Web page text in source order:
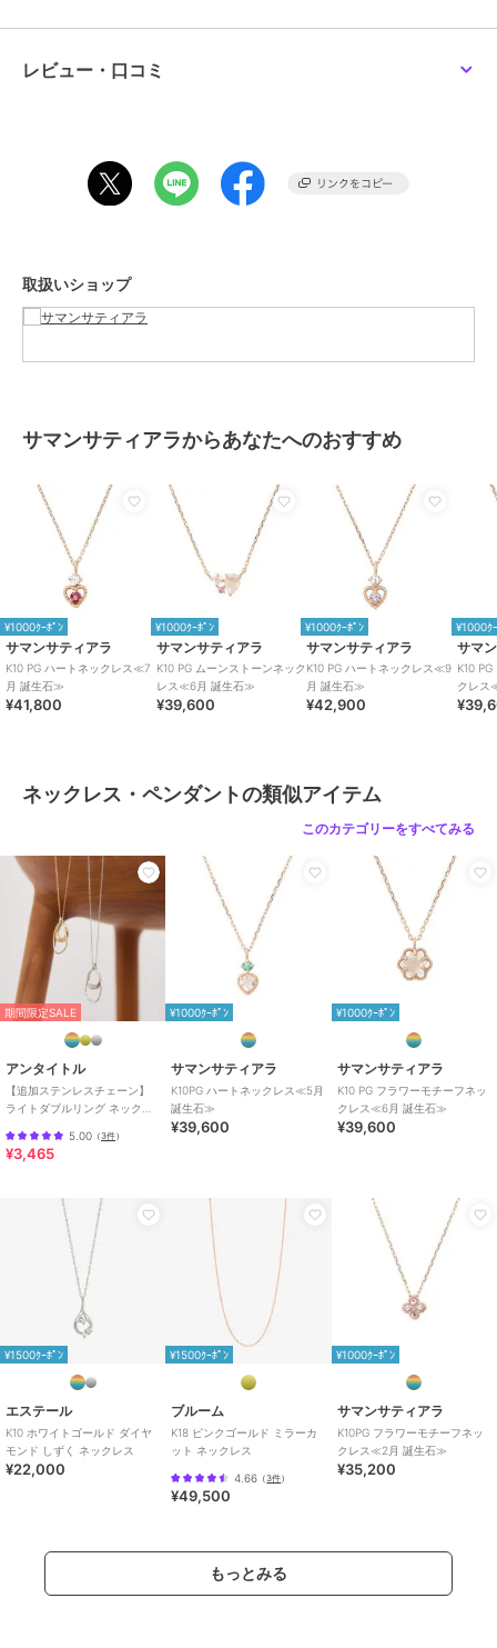
日本
レビュー・口コミ
取扱いショップ
サマンサティアラからあなたへのおすすめ
¥1000ｸｰﾎﾟﾝ
サマンサティアラ
K10 PG ハートネックレス≪7
月 誕生石≫
¥41,800
¥1000ｸｰﾎﾟﾝ
サマンサティアラ
K10 PG ムーンストーンネック
レス≪6月 誕生石≫
¥39,600
¥1000ｸｰﾎﾟﾝ
サマンサティアラ
K10 PG ハートネックレス≪9
月 誕生石≫
¥42,900
¥1000ｸ
サマ
K10
クレ
ネックレス・ペンダントの類似アイテム
このカテゴリーをすべてみる
期間限定SALE
アンタイトル
【追加ステンレスチェーン】
ライトダブルリング ネックレ
5.00 （3件）
¥3,465
¥1000ｸｰﾎﾟﾝ
サマンサティアラ
K10PG ハートネックレス≪5月
誕生石≫
¥39,600
¥1000ｸｰﾎﾟﾝ
サマンサティアラ
K10 PG フラワーモチーフネッ
クレス≪6月 誕生石≫
¥39,600
¥1500ｸｰﾎﾟﾝ
エステール
K10 ホワイトゴールド ダイヤ
モンド しずく ネックレス
¥22,000
¥1500ｸｰﾎﾟﾝ
ブルーム
K18 ピンクゴールド ミラーカ
ット ネックレス
4.66 （3件）
¥49,500
¥1000ｸｰﾎﾟﾝ
サマンサティアラ
K10PG フラワーモチーフネッ
クレス≪2月 誕生石≫
¥35,200
もっとみる